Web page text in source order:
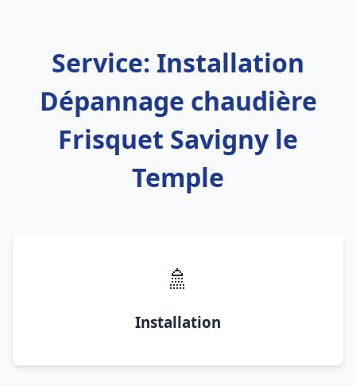
Service: Installation
Dépannage chaudière
Frisquet Savigny le
Temple
🚿
Installation